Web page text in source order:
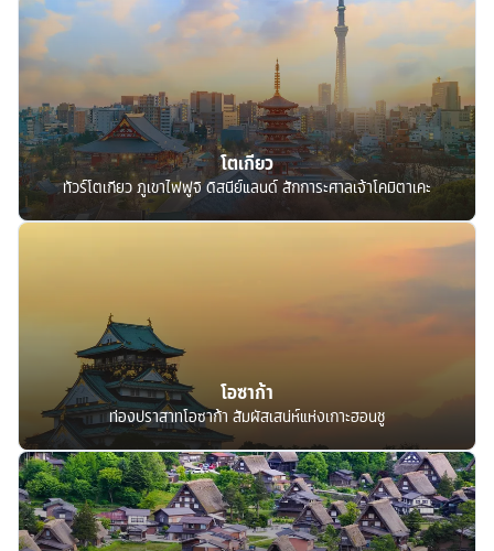
โตเกียว
ทัวร์โตเกียว ภูเขาไฟฟูจิ ดิสนีย์แลนด์ สักการะศาลเจ้าโคมิตาเคะ
โอซาก้า
ท่องปราสาทโอซาก้า สัมผัสเสน่ห์แห่งเกาะฮอนชู